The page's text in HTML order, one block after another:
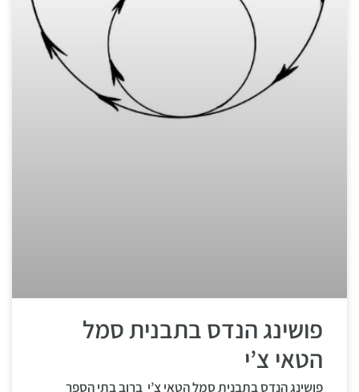
פושינג הנדס בתבנית סמל
הטאי צ’י
פושינג הנדס בתבנית סמל הטאי צ’י ברוב בתי הספר